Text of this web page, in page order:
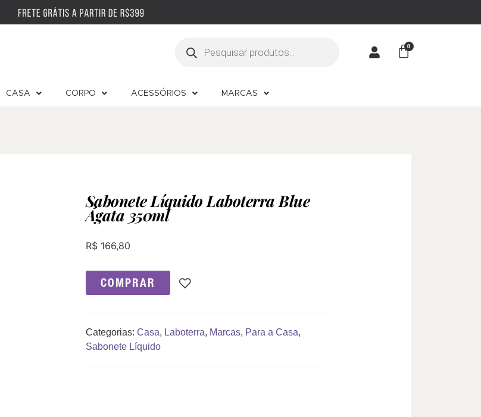
CASA CORPO ACESSÓRIOS MARCAS
Sabonete Líquido Laboterra Blue
Ágata 350ml
R$166,80
COMPRAR
Categorias: Casa, Laboterra, Marcas, Para a Casa,
Sabonete Líquido